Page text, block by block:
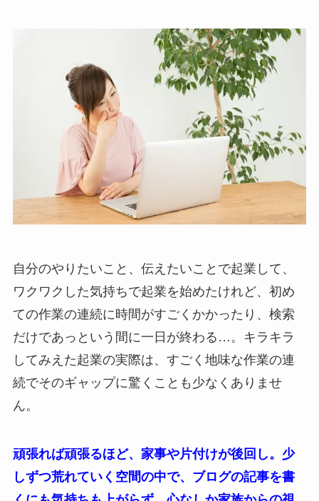
自分のやりたいこと、伝えたいことで起業して、
ワクワクした気持ちで起業を始めたけれど、初め
ての作業の連続に時間がすごくかかったり、検索
だけであっという間に一日が終わる…。キラキラ
してみえた起業の実際は、すごく地味な作業の連
続でそのギャップに驚くことも少なくありませ
ん。
頑張れば頑張るほど、家事や片付けが後回し。少
しずつ荒れていく空間の中で、ブログの記事を書